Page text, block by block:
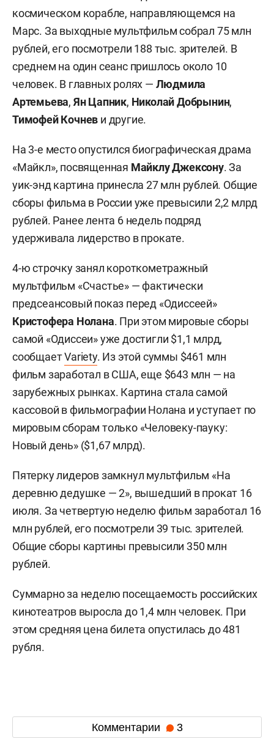
космическом корабле, направляющемся на
Марс. За выходные мультфильм собрал 75 млн
рублей, его посмотрели 188 тыс. зрителей. В
среднем на один сеанс пришлось около 10
человек. В главных ролях — Людмила
Артемьева, Ян Цапник, Николай Добрынин,
Тимофей Кочнев и другие.
На 3-е место опустился биографическая драма
«Майкл», посвященная Майклу Джексону. За
уик-энд картина принесла 27 млн рублей. Общие
сборы фильма в России уже превысили 2,2 млрд
рублей. Ранее лента 6 недель подряд
удерживала лидерство в прокате.
4-ю строчку занял короткометражный
мультфильм «Счастье» — фактически
предсеансовый показ перед «Одиссеей»
Кристофера Нолана. При этом мировые сборы
самой «Одиссеи» уже достигли $1,1 млрд,
сообщаетVariety. Из этой суммы $461 млн
фильм заработал в США, еще $643 млн — на
зарубежных рынках. Картина стала самой
кассовой в фильмографии Нолана и уступает по
мировым сборам только «Человеку-пауку:
Новый день» ($1,67 млрд).
Пятерку лидеров замкнул мультфильм «На
деревню дедушке — 2», вышедший в прокат 16
июля. За четвертую неделю фильм заработал 16
млн рублей, его посмотрели 39 тыс. зрителей.
Общие сборы картины превысили 350 млн
рублей.
Суммарно за неделю посещаемость российских
кинотеатров выросла до 1,4 млн человек. При
этом средняя цена билета опустилась до 481
рубля.
Комментарии 3